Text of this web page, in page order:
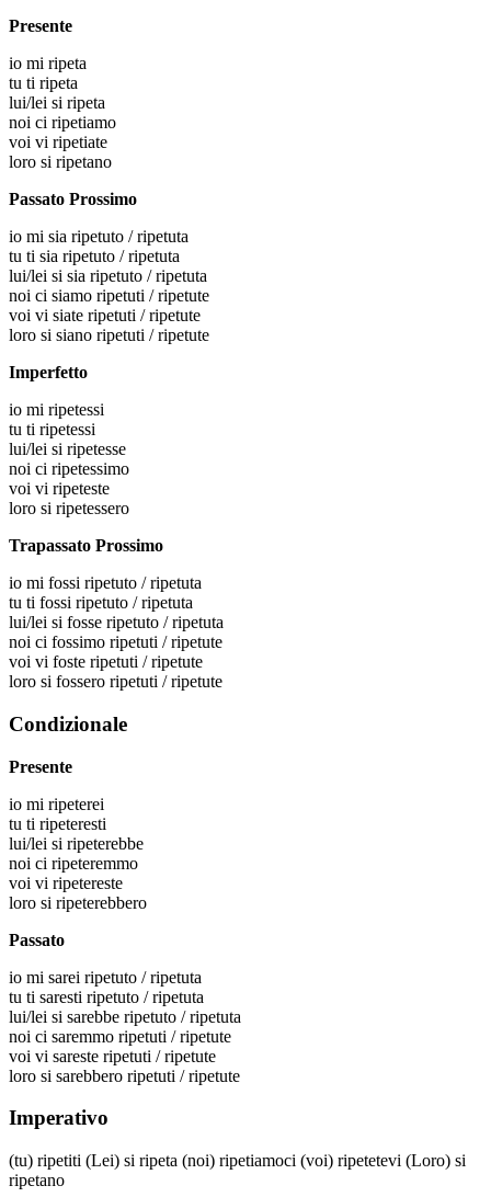
Presente
io mi ripeta
tu ti ripeta
lui/lei si ripeta
noi ci ripetiamo
voi vi ripetiate
loro si ripetano
Passato Prossimo
io mi sia ripetuto / ripetuta
tu ti sia ripetuto / ripetuta
lui/lei si sia ripetuto / ripetuta
noi ci siamo ripetuti / ripetute
voi vi siate ripetuti / ripetute
loro si siano ripetuti / ripetute
Imperfetto
io mi ripetessi
tu ti ripetessi
lui/lei si ripetesse
noi ci ripetessimo
voi vi ripeteste
loro si ripetessero
Trapassato Prossimo
io mi fossi ripetuto / ripetuta
tu ti fossi ripetuto / ripetuta
lui/lei si fosse ripetuto / ripetuta
noi ci fossimo ripetuti / ripetute
voi vi foste ripetuti / ripetute
loro si fossero ripetuti / ripetute
Condizionale
Presente
io mi ripeterei
tu ti ripeteresti
lui/lei si ripeterebbe
noi ci ripeteremmo
voi vi ripetereste
loro si ripeterebbero
Passato
io mi sarei ripetuto / ripetuta
tu ti saresti ripetuto / ripetuta
lui/lei si sarebbe ripetuto / ripetuta
noi ci saremmo ripetuti / ripetute
voi vi sareste ripetuti / ripetute
loro si sarebbero ripetuti / ripetute
Imperativo
(tu) ripetiti (Lei) si ripeta (noi) ripetiamoci (voi) ripetetevi (Loro) si
ripetano